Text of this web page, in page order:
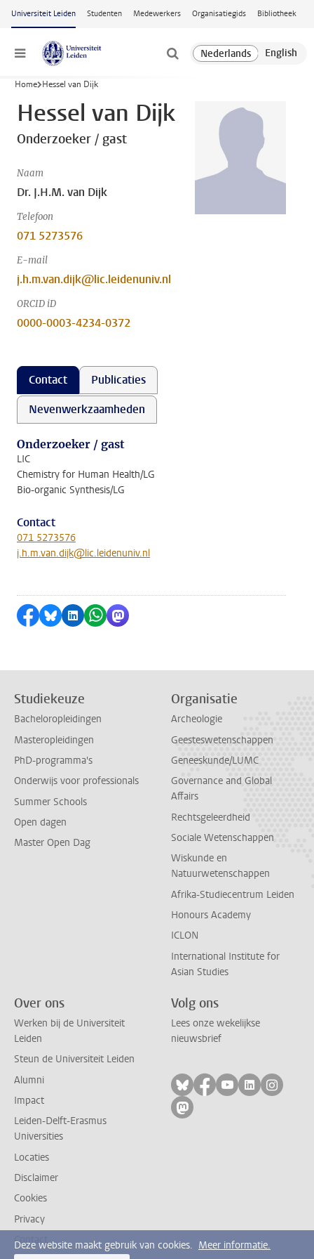
Ga naar hoofdinhoud
Universiteit Leiden Studenten Medewerkers Organisatiegids Bibliotheek
Menu
Home Hessel van Dijk
Hessel van Dijk
Onderzoeker / gast
Naam
Dr. J.H.M. van Dijk
Telefoon
071 5273576
E-mail
j.h.m.van.dijk@lic.leidenuniv.nl
ORCID iD
0000-0003-4234-0372
Contact
Publicaties
Nevenwerkzaamheden
Onderzoeker / gast
LIC
Chemistry for Human Health/LG
Bio-organic Synthesis/LG
Contact
071 5273576
j.h.m.van.dijk@lic.leidenuniv.nl
Delen op Facebook
Delen via Bluesky
Delen op LinkedIn
Delen via WhatsApp
Delen via Mastodon
Studiekeuze
Bacheloropleidingen
Masteropleidingen
PhD-programma's
Onderwijs voor professionals
Summer Schools
Open dagen
Master Open Dag
Organisatie
Archeologie
Geesteswetenschappen
Geneeskunde/LUMC
Governance and Global
Affairs
Rechtsgeleerdheid
Sociale Wetenschappen
Wiskunde en
Natuurwetenschappen
Afrika-Studiecentrum Leiden
Honours Academy
ICLON
International Institute for
Asian Studies
Over ons
Werken bij de Universiteit
Leiden
Steun de Universiteit Leiden
Alumni
Impact
Leiden-Delft-Erasmus
Universities
Locaties
Disclaimer
Cookies
Privacy
Contact
Volg ons
Lees onze wekelijkse
nieuwsbrief
Volg ons op bluesky
Volg ons op
Volg ons op
Volg ons
Volg
Volg ons op mastodon
Deze website maakt gebruik van cookies. Meer informatie.